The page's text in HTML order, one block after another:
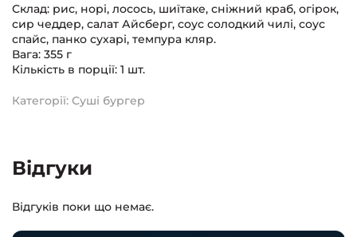
Склад: рис, норі, лосось, шиїтаке, сніжний краб, огірок,
сир чеддер, салат Айсберг, соус солодкий чилі, соус
спайс, панко сухарі, темпура кляр.
Вага: 355 г
Кількість в порції: 1 шт.
Категорії: Суші бургер
Відгуки
Відгуків поки що немає.